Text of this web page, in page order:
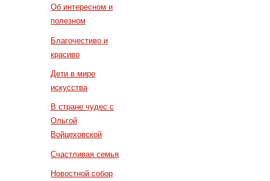
Об интересном и
полезном
Благочестиво и
красиво
Дети в мире
искусства
В стране чудес с
Ольгой
Войцеховской
Счастливая семья
Новостной собор